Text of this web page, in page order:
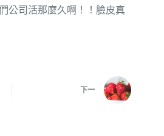
公司活那麼久啊！！臉皮真
下一